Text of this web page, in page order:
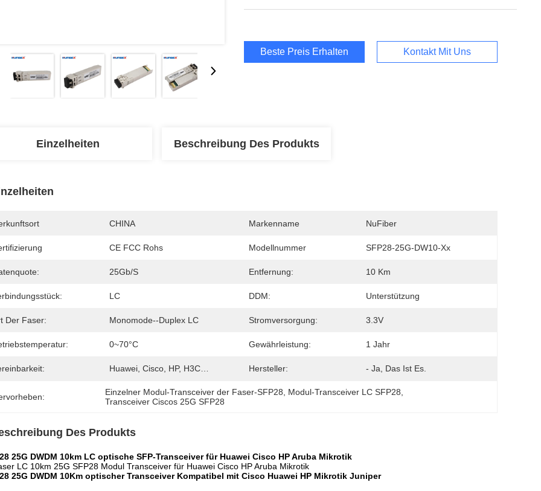
Beste Preis Erhalten Kontakt Mit Uns
Einzelheiten Beschreibung Des Produkts
CHINA Markenname NuFiber
CE FCC Rohs Modellnummer SFP28-25G-DW10-Xx
25Gb/s Entfernung: 10 Km
LC DDM: Unterstützung
Der Faser: Monomode--Duplex LC Stromversorgung: 3.3V
0~70°C Gewährleistung: 1 Jahr
Huawei, Cisco, HP, H3C… Hersteller: - Ja, Das Ist Es.
Einzelner Modul-Transceiver der Faser-SFP28 Modul-Transceiver LC SFP28
Transceiver Ciscos 25G SFP28
Des Produkts
25G DWDM 10km LC optische SFP-Transceiver für Huawei Cisco HP Aruba Mikrotik
LC 10km 25G SFP28 Modul Transceiver für Huawei Cisco HP Aruba Mikrotik
25G DWDM 10Km optischer Transceiver Kompatibel mit Cisco Huawei HP Mikrotik Juniper